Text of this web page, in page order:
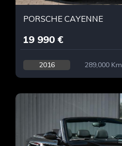
PORSCHE CAYENNE
19 990 €
2016 289,000 Km